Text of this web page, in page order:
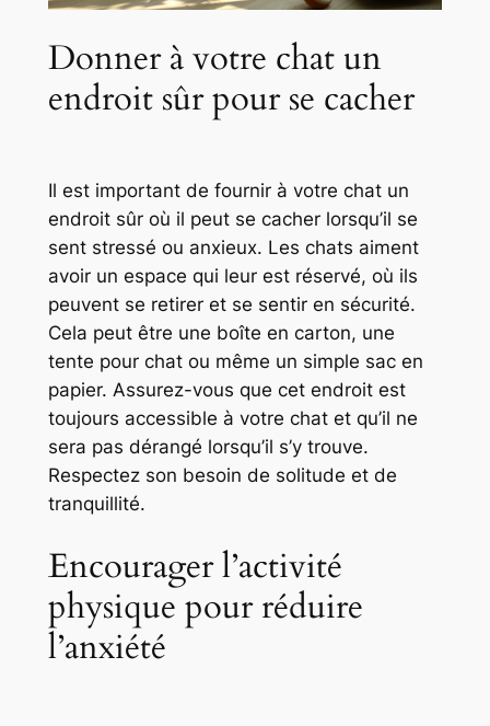
Donner à votre chat un
endroit sûr pour se cacher
Il est important de fournir à votre chat un
endroit sûr où il peut se cacher lorsqu’il se
sent stressé ou anxieux. Les chats aiment
avoir un espace qui leur est réservé, où ils
peuvent se retirer et se sentir en sécurité.
Cela peut être une boîte en carton, une
tente pour chat ou même un simple sac en
papier. Assurez-vous que cet endroit est
toujours accessible à votre chat et qu’il ne
sera pas dérangé lorsqu’il s’y trouve.
Respectez son besoin de solitude et de
tranquillité.
Encourager l’activité
physique pour réduire
l’anxiété